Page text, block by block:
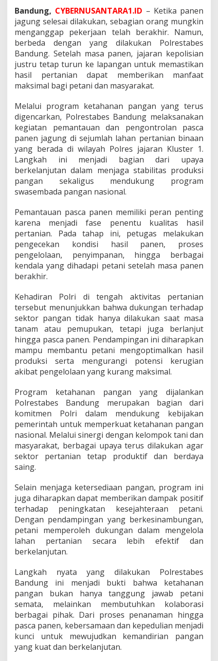
n
i
a
g
D
a
u
k
a
P
o
l
r
s
t
b
e
B
a
n
d
d
i
L
a
a
n
J
a
g
n
g
Bandung, CYBERNUSANTARA1.ID – Ketika panen
jagung selesai dilakukan, sebagian orang mungkin
menganggap pekerjaan telah berakhir. Namun,
berbeda dengan yang dilakukan Polrestabes
Bandung. Setelah masa panen, jajaran kepolisian
justru tetap turun ke lapangan untuk memastikan
hasil pertanian dapat memberikan manfaat
maksimal bagi petani dan masyarakat.
Melalui program ketahanan pangan yang terus
digencarkan, Polrestabes Bandung melaksanakan
kegiatan pemantauan dan pengontrolan pasca
panen jagung di sejumlah lahan pertanian binaan
yang berada di wilayah Polres jajaran Kluster 1.
Langkah ini menjadi bagian dari upaya
berkelanjutan dalam menjaga stabilitas produksi
pangan sekaligus mendukung program
swasembada pangan nasional.
Pemantauan pasca panen memiliki peran penting
karena menjadi fase penentu kualitas hasil
pertanian. Pada tahap ini, petugas melakukan
pengecekan kondisi hasil panen, proses
pengelolaan, penyimpanan, hingga berbagai
kendala yang dihadapi petani setelah masa panen
berakhir.
Kehadiran Polri di tengah aktivitas pertanian
tersebut menunjukkan bahwa dukungan terhadap
sektor pangan tidak hanya dilakukan saat masa
tanam atau pemupukan, tetapi juga berlanjut
hingga pasca panen. Pendampingan ini diharapkan
mampu membantu petani mengoptimalkan hasil
produksi serta mengurangi potensi kerugian
akibat pengelolaan yang kurang maksimal.
Program ketahanan pangan yang dijalankan
Polrestabes Bandung merupakan bagian dari
komitmen Polri dalam mendukung kebijakan
pemerintah untuk memperkuat ketahanan pangan
nasional. Melalui sinergi dengan kelompok tani dan
masyarakat, berbagai upaya terus dilakukan agar
sektor pertanian tetap produktif dan berdaya
saing.
Selain menjaga ketersediaan pangan, program ini
juga diharapkan dapat memberikan dampak positif
terhadap peningkatan kesejahteraan petani.
Dengan pendampingan yang berkesinambungan,
petani memperoleh dukungan dalam mengelola
lahan pertanian secara lebih efektif dan
berkelanjutan.
Langkah nyata yang dilakukan Polrestabes
Bandung ini menjadi bukti bahwa ketahanan
pangan bukan hanya tanggung jawab petani
semata, melainkan membutuhkan kolaborasi
berbagai pihak. Dari proses penanaman hingga
pasca panen, kebersamaan dan kepedulian menjadi
kunci untuk mewujudkan kemandirian pangan
yang kuat dan berkelanjutan.